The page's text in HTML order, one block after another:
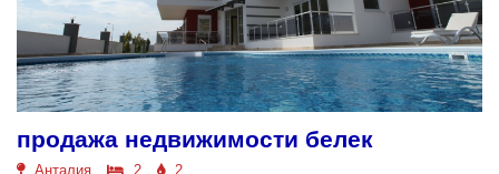
продажа недвижимости белек
Анталия 2
2